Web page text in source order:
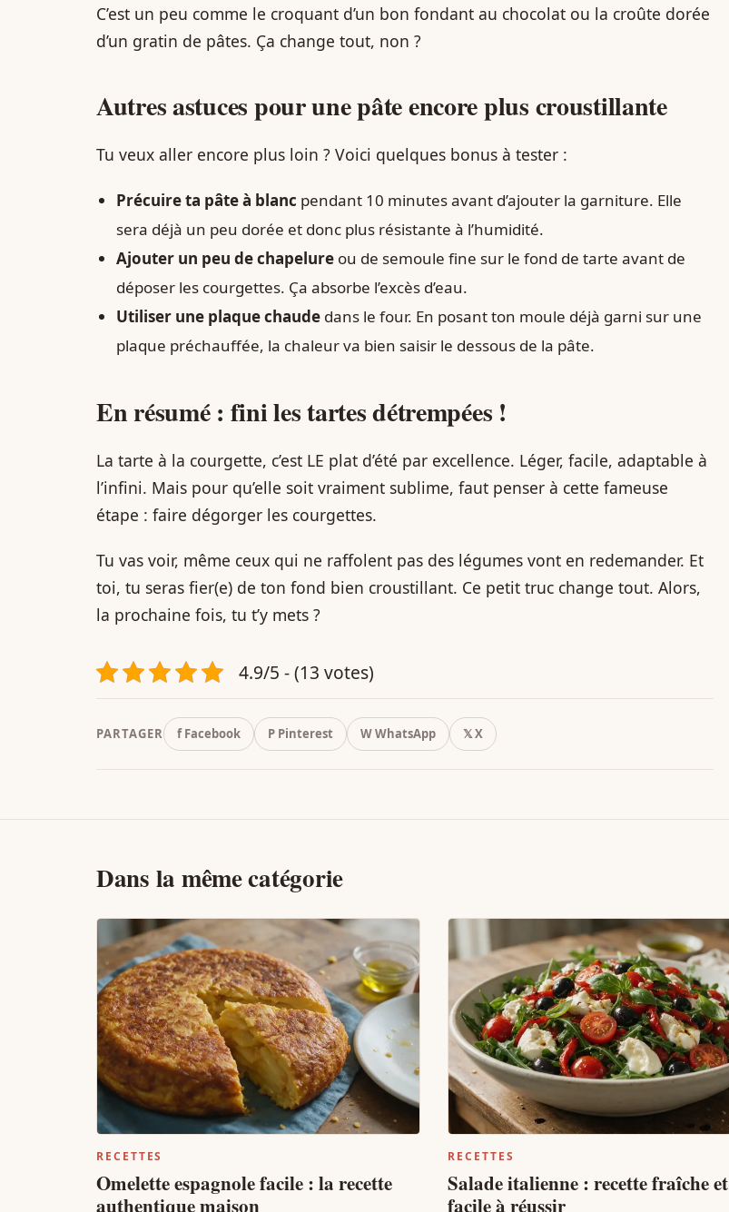
C’est un peu comme le croquant d’un bon fondant au chocolat ou la croûte dorée
d’un gratin de pâtes. Ça change tout, non ?
Autres astuces pour une pâte encore plus croustillante
Tu veux aller encore plus loin ? Voici quelques bonus à tester :
Précuire ta pâte à blanc pendant 10 minutes avant d’ajouter la garniture. Elle
sera déjà un peu dorée et donc plus résistante à l’humidité.
Ajouter un peu de chapelure ou de semoule fine sur le fond de tarte avant de
déposer les courgettes. Ça absorbe l’excès d’eau.
Utiliser une plaque chaude dans le four. En posant ton moule déjà garni sur une
plaque préchauffée, la chaleur va bien saisir le dessous de la pâte.
En résumé : fini les tartes détrempées !
La tarte à la courgette, c’est LE plat d’été par excellence. Léger, facile, adaptable à
l’infini. Mais pour qu’elle soit vraiment sublime, faut penser à cette fameuse
étape : faire dégorger les courgettes.
Tu vas voir, même ceux qui ne raffolent pas des légumes vont en redemander. Et
toi, tu seras fier(e) de ton fond bien croustillant. Ce petit truc change tout. Alors,
la prochaine fois, tu t’y mets ?
4.9/5 - (13 votes)
PARTAGER f Facebook P Pinterest W WhatsApp 𝕏 X
Dans la même catégorie
RECETTES
Omelette espagnole facile : la recette
authentique maison
RECETTES
Salade italienne : recette fraîche et
facile à réussir